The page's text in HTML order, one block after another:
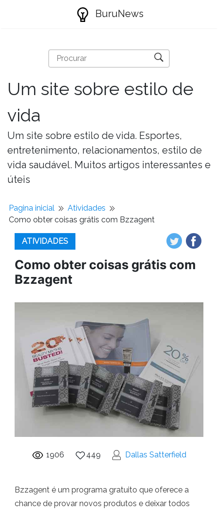
BuruNews
Um site sobre estilo de
vida
Um site sobre estilo de vida. Esportes,
entretenimento, relacionamentos, estilo de
vida saudável. Muitos artigos interessantes e
úteis
Pagina inicial
Atividades
Como obter coisas grátis com Bzzagent
ATIVIDADES
Como obter coisas grátis com
Bzzagent
1906 449 Dallas Satterfield
Bzzagent é um programa gratuito que oferece a
chance de provar novos produtos e deixar todos